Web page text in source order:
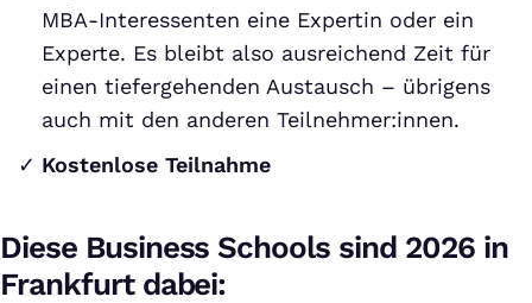
MBA-Interessenten eine Expertin oder ein
Experte. Es bleibt also ausreichend Zeit für
einen tiefergehenden Austausch – übrigens
auch mit den anderen Teilnehmer:innen.
Kostenlose Teilnahme
Diese Business Schools sind 2026 in
Frankfurt dabei: